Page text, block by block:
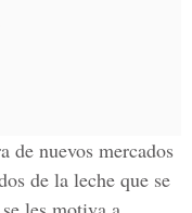
de nuevos mercados
de la leche que se